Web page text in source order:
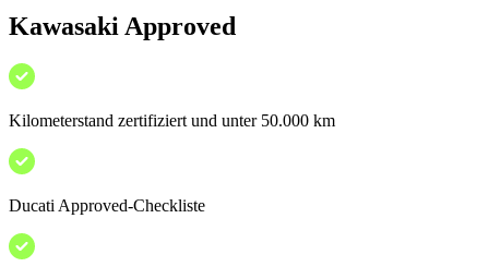
Kawasaki Approved
Kilometerstand zertifiziert und unter 50.000 km
Ducati Approved-Checkliste